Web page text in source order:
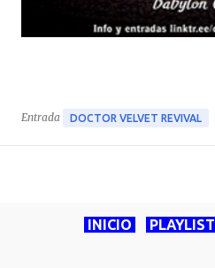
Entrada DOCTOR VELVET REVIVAL
INICIO PLAYLIST